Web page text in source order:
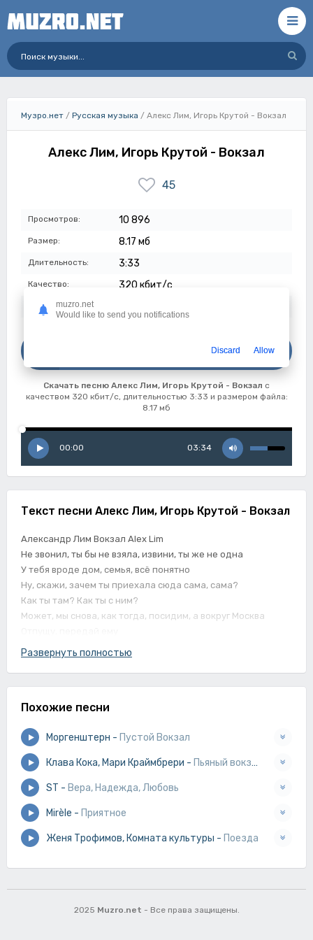
Музро.нет / Русская музыка / Алекс Лим, Игорь Крутой - Вокзал
Алекс Лим, Игорь Крутой - Вокзал
45
Просмотров: 10 896
Размер: 8.17 мб
Длительность: 3:33
Качество: 320 кбит/с
Дата:
Скачать песню Алекс Лим, Игорь Крутой - Вокзал с
качеством 320 кбит/с, длительностью 3:33 и размером файла:
8.17 мб
00:00 03:34
Текст песни Алекс Лим, Игорь Крутой - Вокзал
Александр Лим Вокзал Alex Lim
Не звонил, ты бы не взяла, извини, ты же не одна
У тебя вроде дом, семья, всё понятно
Ну, скажи, зачем ты приехала сюда сама, сама?
Как ты там? Как ты с ним?
Может, мы снова, как тогда, посидим, а вокруг Москва
Пусть поверит в алиби твоё и оставит всё своё себе, себе
Развернуть полностью
Похожие песни
Моргенштерн - Пустой Вокзал
Клава Кока, Мари Краймбрери - Пьяный вокзал
ST - Вера, Надежда, Любовь
Mirèle - Приятное
Женя Трофимов, Комната культуры - Поезда
2025 Muzro.net - Все права защищены.
muzro.net
Would like to send you notifications
Discard Allow